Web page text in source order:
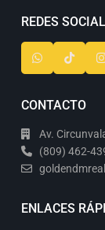
REDES
CONTACTO
Av.
(809) 462-
ENLACES